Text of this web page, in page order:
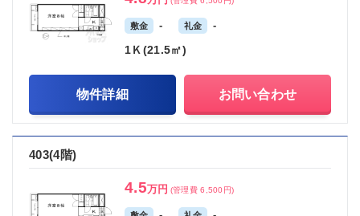
敷金 - 礼金 -
1Ｋ(21.5㎡)
物件詳細 お問い合わせ
403(4階)
4.5万円 (管理費 6,500円)